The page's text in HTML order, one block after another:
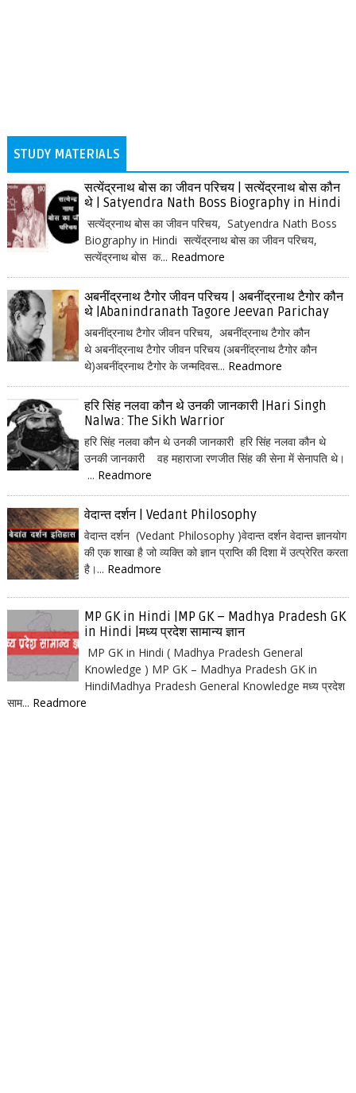
STUDY MATERIALS
सत्येंद्रनाथ बोस का जीवन परिचय | सत्येंद्रनाथ बोस कौन
थे | Satyendra Nath Boss Biography in Hindi
सत्येंद्रनाथ बोस का जीवन परिचय, Satyendra Nath Boss
Biography in Hindi सत्येंद्रनाथ बोस का जीवन परिचय,
सत्येंद्रनाथ बोस क... Readmore
अबनींद्रनाथ टैगोर जीवन परिचय | अबनींद्रनाथ टैगोर कौन
थे |Abanindranath Tagore Jeevan Parichay
अबनींद्रनाथ टैगोर जीवन परिचय, अबनींद्रनाथ टैगोर कौन
थे अबनींद्रनाथ टैगोर जीवन परिचय (अबनींद्रनाथ टैगोर कौन
थे)अबनींद्रनाथ टैगोर के जन्मदिवस... Readmore
हरि सिंह नलवा कौन थे उनकी जानकारी |Hari Singh
Nalwa: The Sikh Warrior
हरि सिंह नलवा कौन थे उनकी जानकारी हरि सिंह नलवा कौन थे
उनकी जानकारी वह महाराजा रणजीत सिंह की सेना में सेनापति थे।
... Readmore
वेदान्त दर्शन | Vedant Philosophy
वेदान्त दर्शन (Vedant Philosophy )वेदान्त दर्शन वेदान्त ज्ञानयोग
की एक शाखा है जो व्यक्ति को ज्ञान प्राप्ति की दिशा में उत्प्रेरित करता
है।... Readmore
MP GK in Hindi |MP GK – Madhya Pradesh GK
in Hindi |मध्य प्रदेश सामान्य ज्ञान
MP GK in Hindi ( Madhya Pradesh General
Knowledge ) MP GK – Madhya Pradesh GK in
HindiMadhya Pradesh General Knowledge मध्य प्रदेश
साम... Readmore